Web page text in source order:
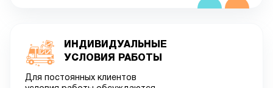
ИНДИВИДУАЛЬНЫЕ
УСЛОВИЯ РАБОТЫ
Для постоянных клиентов